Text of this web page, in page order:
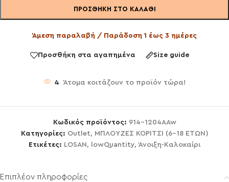
ΠΡΟΣΘΉΚΗ ΣΤΟ ΚΑΛΆΘΙ
Άμεση παραλαβή / Παράδοση 1 έως 3 ημέρες
Προσθήκη στα αγαπημένα Size guide
4 Άτομα κοιτάζουν το προϊόν τώρα!
Κωδικός προϊόντος: 914-1204AAw
Κατηγορίες: Outlet, ΜΠΛΟΥΖΕΣ ΚΟΡΙΤΣΙ (6-18 ΕΤΩΝ)
Ετικέτες: LOSAN, lowQuantity, Άνοιξη-Καλοκαίρι
Επιπλέον πληροφορίες